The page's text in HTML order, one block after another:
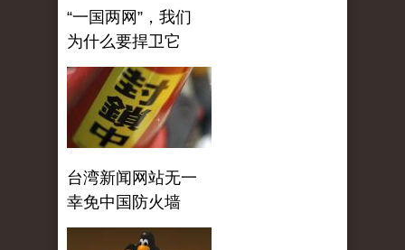
“一国两网”，我们
为什么要捍卫它
台湾新闻网站无一
幸免中国防火墙